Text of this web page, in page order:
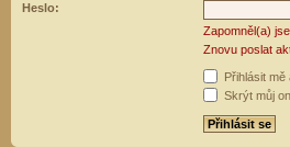
Heslo:
Zapomněl(a)
Znovu poslat
Přihlásit
Skrýt můj